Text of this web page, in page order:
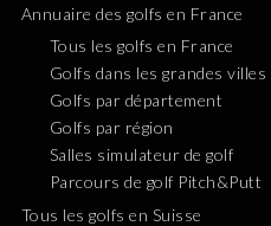
Annuaire des golfs en France
Tous les golfs en France
Golfs dans les grandes villes
Golfs par département
Golfs par région
Salles simulateur de golf
Parcours de golf Pitch&Putt
Tous les golfs en Suisse